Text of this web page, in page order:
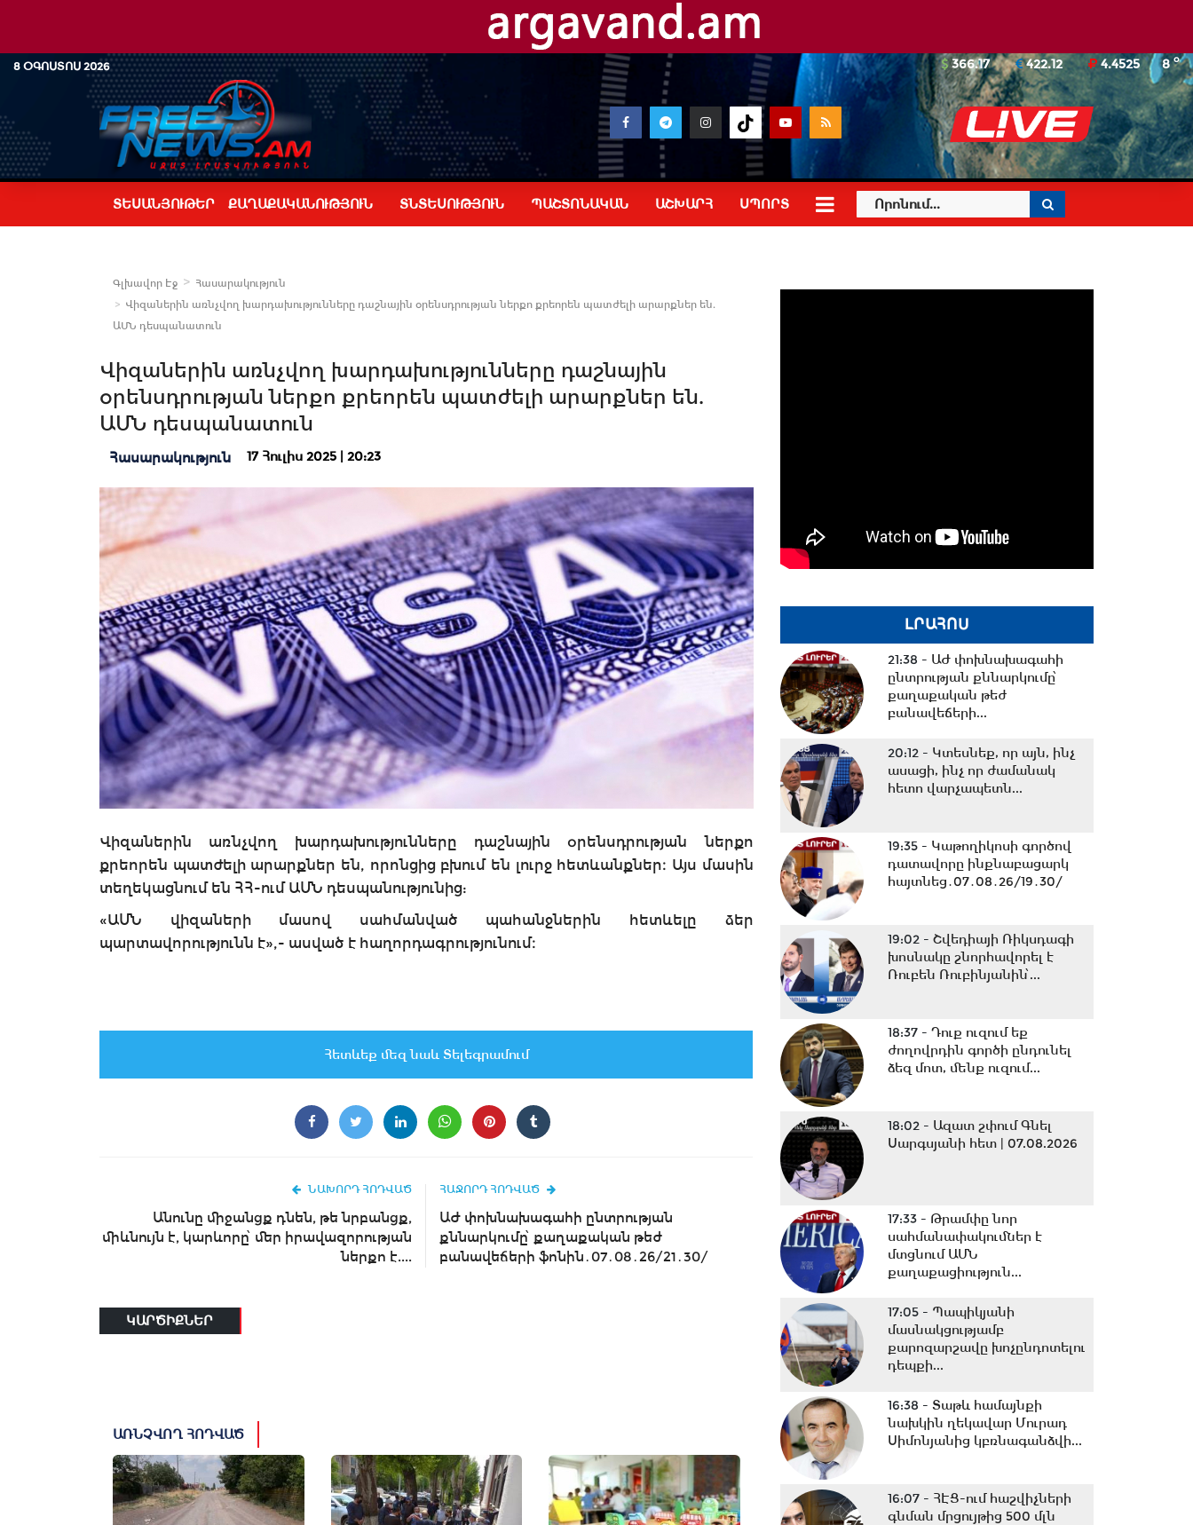
8 ՕԳՈՍՏՈՍ 2026 8o
366.17 422.12 4.4525
ՏԵՍԱՆՅՈՒԹԵՐ ՔԱՂԱՔԱԿԱՆՈՒԹՅՈՒՆ ՏՆՏԵՍՈՒԹՅՈՒՆ ՊԱՇՏՈՆԱԿԱՆ ԱՇԽԱՐՀ ՍՊՈՐՏ
Գլխավոր Էջ
Հասարակություն
Վիզաներին առնչվող խարդախությունները դաշնային օրենսդրության ներքո քրեորեն պատժելի արարքներ են.
ԱՄՆ դեսպանատուն
Վիզաներին առնչվող խարդախությունները դաշնային
օրենսդրության ներքո քրեորեն պատժելի արարքներ են.
ԱՄՆ դեսպանատուն
Հասարակություն 17 Հուլիս 2025 | 20:23
Վիզաներին առնչվող խարդախությունները դաշնային օրենսդրության ներքո
քրեորեն պատժելի արարքներ են, որոնցից բխում են լուրջ հետևանքներ։ Այս մասին
տեղեկացնում են ՀՀ-ում ԱՄՆ դեսպանությունից:
«ԱՄՆ վիզաների մասով սահմանված պահանջներին հետևելը ձեր
պարտավորությունն է»,- ասված է հաղորդագրությունում։
Հետևեք մեզ նաև Տելեգրամում
ՆԱԽՈՐԴ ՀՈԴՎԱԾ
Անունը միջանցք դնեն, թե նրբանցք,
միևնույն է, կարևորը՝ մեր իրավազորության
ներքո է....
ՀԱՋՈՐԴ ՀՈԴՎԱԾ
ԱԺ փոխնախագահի ընտրության
քննարկումը՝ քաղաքական թեժ
բանավեճերի ֆոնին․07․08․26/21․30/
ԿԱՐԾԻՔՆԵՐ
ԱՌՆՉՎՈՂ ՀՈԴՎԱԾ
ԼՐԱՀՈՍ
21:38 - ԱԺ փոխնախագահի
ընտրության քննարկումը՝
քաղաքական թեժ
բանավեճերի...
20:12 - Կտեսնեք, որ այն, ինչ
ասացի, ինչ որ ժամանակ
հետո վարչապետն...
19:35 - Կաթողիկոսի գործով
դատավորը ինքնաբացարկ
հայտնեց․07․08․26/19․30/
19:02 - Շվեդիայի Ռիկսդագի
խոսնակը շնորհավորել է
Ռուբեն Ռուբինյանին՝...
18:37 - Դուք ուզում եք
ժողովրդին գործի ընդունել
ձեզ մոտ, մենք ուզում...
18:02 - Ազատ շփում Գնել
Սարգսյանի հետ | 07.08.2026
17:33 - Թրամփը նոր
սահմանափակումներ է
մտցնում ԱՄՆ
քաղաքացիություն...
17:05 - Պապիկյանի
մասնակցությամբ
քարոզարշավը խոչընդոտելու
դեպքի...
16:38 - Տաթև համայնքի
նախկին ղեկավար Մուրադ
Սիմոնյանից կբռնագանձվի...
16:07 - ՀԷՑ-ում հաշվիչների
գնման մրցույթից 500 մլն